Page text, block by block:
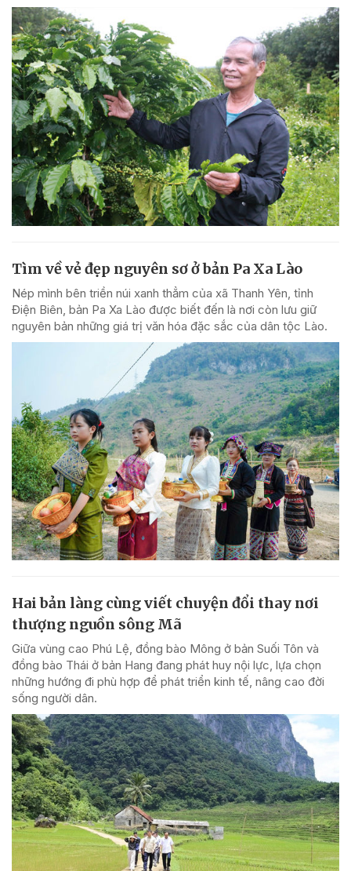
Tìm về vẻ đẹp nguyên sơ ở bản Pa Xa Lào
Nép mình bên triền núi xanh thẳm của xã Thanh Yên, tỉnh
Điện Biên, bản Pa Xa Lào được biết đến là nơi còn lưu giữ
nguyên bản những giá trị văn hóa đặc sắc của dân tộc Lào.
Hai bản làng cùng viết chuyện đổi thay nơi
thượng nguồn sông Mã
Giữa vùng cao Phú Lệ, đồng bào Mông ở bản Suối Tôn và
đồng bào Thái ở bản Hang đang phát huy nội lực, lựa chọn
những hướng đi phù hợp để phát triển kinh tế, nâng cao đời
sống người dân.